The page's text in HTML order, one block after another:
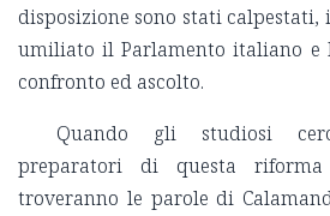
disposizione sono stati calpestati,
umiliato il Parlamento italiano e
confronto ed ascolto.
Quando gli studiosi
preparatori di questa riforma
troveranno le parole di